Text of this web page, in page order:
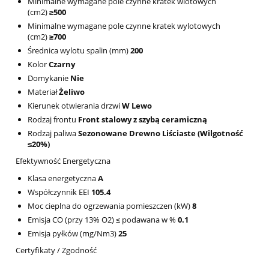
(cm2)≥500
Minimalne wymagane pole czynne kratek wylotowych
(cm2)≥700
Średnica wylotu spalin (mm)200
KolorCzarny
Domykanie Nie
MateriałŻeliwo
Kierunek otwierania drzwiW Lewo
Rodzaj frontu Front stalowy z szybą ceramiczną
Rodzaj paliwaSezonowane Drewno Liściaste (Wilgotność
≤20%)
Efektywność Energetyczna
Klasa energetycznaA
Współczynnik EEI 105.4
Moc cieplna do ogrzewania pomieszczen (kW)8
Emisja CO (przy 13% O2) ≤ podawana w % 0.1
Emisja pyłków (mg/Nm3)25
Certyfikaty / Zgodność